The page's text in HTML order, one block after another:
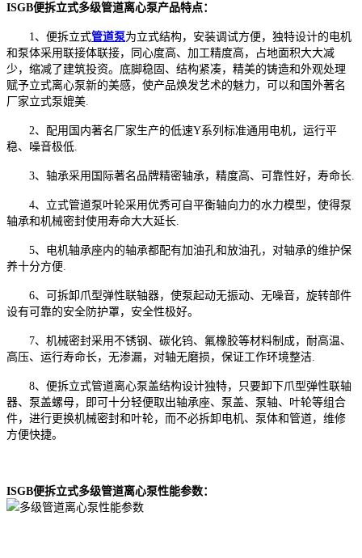
ISGB便拆立式多级管道离心泵产品特点：
1、便拆立式管道泵为立式结构，安装调试方便，独特设计的电机
和泵体采用联接体联接，同心度高、加工精度高，占地面积大大减
少，缩减了建筑投资。底脚稳固、结构紧凑，精美的铸造和外观处理
赋予立式离心泵新的美感，使产品焕发艺术的魅力，可以和国外著名
厂家立式泵媲美.
2、配用国内著名厂家生产的低速Y系列标准通用电机，运行平
稳、噪音极低.
3、轴承采用国际著名品牌精密轴承，精度高、可靠性好，寿命长.
4、立式管道泵叶轮采用优秀可自平衡轴向力的水力模型，使得泵
轴承和机械密封使用寿命大大延长.
5、电机轴承座内的轴承都配有加油孔和放油孔，对轴承的维护保
养十分方便.
6、可拆卸爪型弹性联轴器，使泵起动无振动、无噪音，旋转部件
设有可靠的安全防护罩，安全性极好。
7、机械密封采用不锈钢、碳化钨、氟橡胶等材料制成，耐高温、
高压、运行寿命长，无渗漏，对轴无磨损，保证工作环境整洁.
8、便拆立式管道离心泵盖结构设计独特，只要卸下爪型弹性联轴
器、泵盖螺母，即可十分轻便取出轴承座、泵盖、泵轴、叶轮等组合
件，进行更换机械密封和叶轮，而不必拆卸电机、泵体和管道，维修
方便快捷。
ISGB便拆立式多级管道离心泵性能参数：